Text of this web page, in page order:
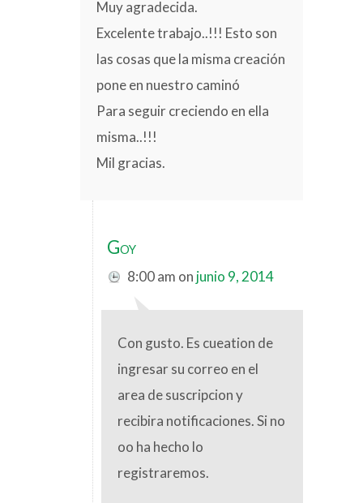
Muy agradecida.
Excelente trabajo..!!! Esto son
las cosas que la misma creación
pone en nuestro caminó
Para seguir creciendo en ella
misma..!!!
Mil gracias.
Goy
8:00 am on junio 9, 2014
Con gusto. Es cueation de
ingresar su correo en el
area de suscripcion y
recibira notificaciones. Si no
oo ha hecho lo
registraremos.